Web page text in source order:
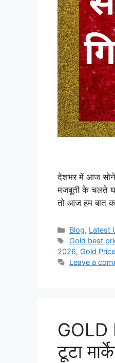
देशभर में आज सोने
मजबूती के चलते
तो आज हम बात
Categories
Blog, Latest
Tags
Gold best
2026, Gold
Leave a
GOLD
टूटा